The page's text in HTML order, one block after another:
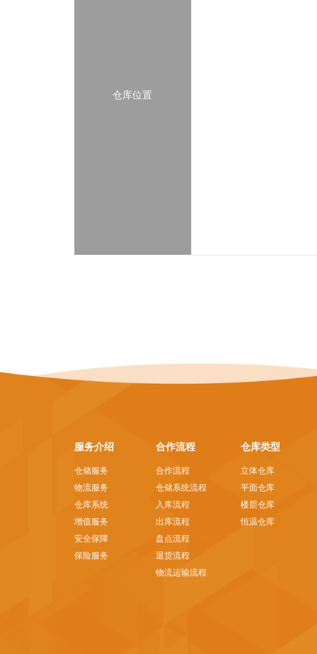
仓库位置
服务介绍
仓储服务
物流服务
仓库系统
增值服务
安全保障
保险服务
合作流程
合作流程
仓储系统流程
入库流程
出库流程
盘点流程
退货流程
物流运输流程
仓库类型
立体仓库
平面仓库
楼层仓库
恒温仓库